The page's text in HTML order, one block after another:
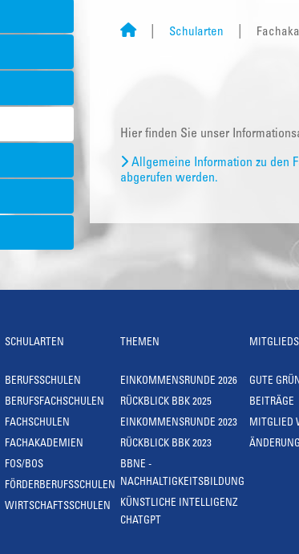
Schularten
Hier finden Sie unser
Allgemeine Information zu den
abgerufen werden.
SCHULARTEN
BERUFSSCHULEN
BERUFSFACHSCHULEN
FACHSCHULEN
FACHAKADEMIEN
FOS/BOS
FÖRDERBERUFSSCHULEN
WIRTSCHAFTSSCHULEN
THEMEN
EINKOMMENSRUNDE 2026
RÜCKBLICK BBK 2025
EINKOMMENSRUNDE 2023
RÜCKBLICK BBK 2023
BBNE -
NACHHALTIGKEITSBILDUNG
KÜNSTLICHE INTELLIGENZ
CHATGPT
GUTE
BEITRÄGE
MITGLIED